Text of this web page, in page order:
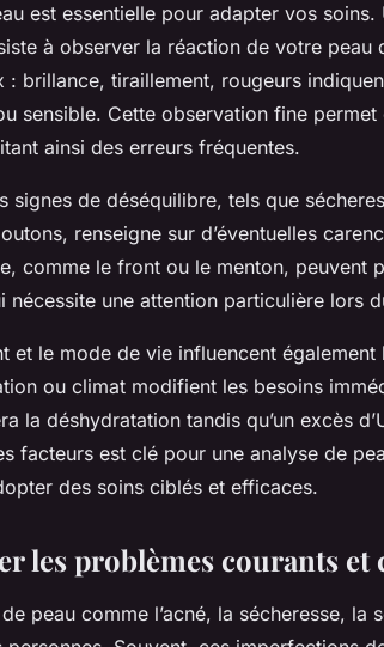
est essentielle pour adapter vos
à observer la réaction de votre peau
: brillance, tiraillement, rougeurs
sensible. Cette observation fine
ainsi des erreurs fréquentes.
signes de déséquilibre, tels que
renseigne sur d’éventuelles
comme le front ou le menton, peuvent
nécessite une attention particulière lors
et le mode de vie influencent
ou climat modifient les besoins
la déshydratation tandis qu’un excès
facteurs est clé pour une analyse de
des soins ciblés et efficaces.
les problèmes courants et
peau comme l’acné, la sécheresse, la